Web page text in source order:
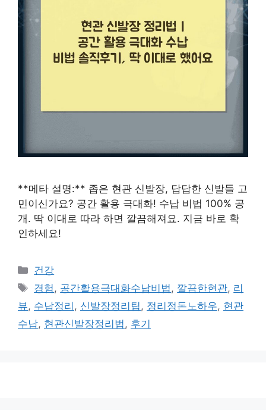
**메타 설명:** 좁은 현관 신발장, 답답한 신발들 고
민이신가요? 공간 활용 극대화! 수납 비법 100% 공
개. 딱 이대로 따라 하면 깔끔해져요. 지금 바로 확
인하세요!
카
테
고
리
건강
태
그
경험 , 공간활용극대화수납비법 , 깔끔한현관, 리
뷰, 수납정리 , 신발장정리팁 , 정리정돈노하우, 현관
수납, 현관신발장정리법 , 후기